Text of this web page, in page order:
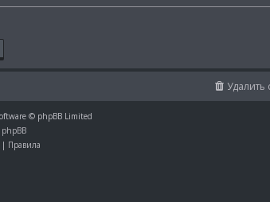
Удалить
© phpBB Limited
phpBB
Правила